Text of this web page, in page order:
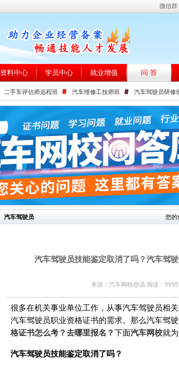
微信群|
资料中心 学员中心 就业增值 问 答
二手车评估师远程班 汽车维修工技师班 汽车驾驶员研修
您的
汽车驾驶员
汽车驾驶员技能鉴定取消了吗？汽车驾
来源：汽车网校@汤 阅读：
很多在机关事业单位工作，从事汽车驾驶员相
汽车驾驶员职业资格证书的需求。那么汽车驾
格证书怎么考？去哪里报名？下面汽车网校就为
汽车驾驶员技能鉴定取消了吗？